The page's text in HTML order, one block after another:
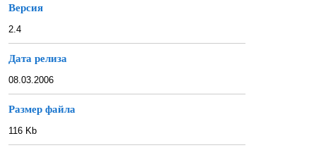
Версия
2.4
Дата релиза
08.03.2006
Размер файла
116 Kb